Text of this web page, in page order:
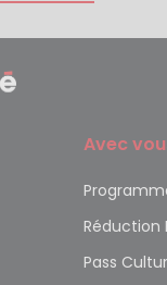
Avec
Réduction
Pass